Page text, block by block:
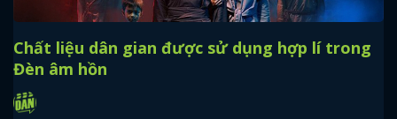
Chất liệu dân gian được sử dụng hợp lí trong
Đèn âm hồn